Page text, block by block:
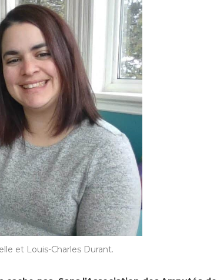
et Louis-Charles Durant.